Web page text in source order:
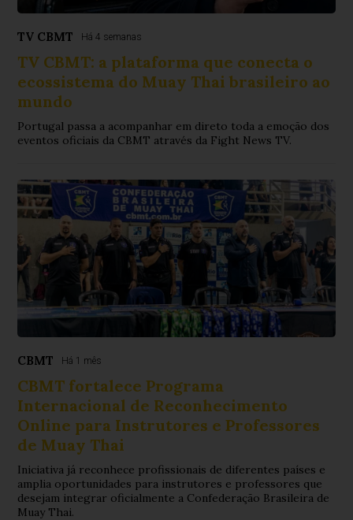
TV CBMT Há 4 semanas
TV CBMT: a plataforma que conecta o
ecossistema do Muay Thai brasileiro ao
mundo
Portugal passa a acompanhar em direto toda a emoção dos
eventos oficiais da CBMT através da Fight News TV.
CBMT Há 1 mês
CBMT fortalece Programa
Internacional de Reconhecimento
Online para Instrutores e Professores
de Muay Thai
Iniciativa já reconhece profissionais de diferentes países e
amplia oportunidades para instrutores e professores que
desejam integrar oficialmente a Confederação Brasileira de
Muay Thai.